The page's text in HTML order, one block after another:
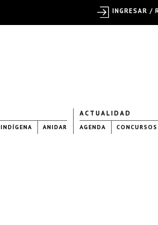
INDÍGENA ANIDAR
ACTUALIDAD
AGENDA CONCURSOS
INGRESAR /